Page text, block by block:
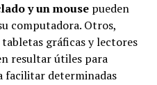
y un mousepueden
computadora. Otros,
gráficas y lectores
resultar útiles para
facilitar determinadas